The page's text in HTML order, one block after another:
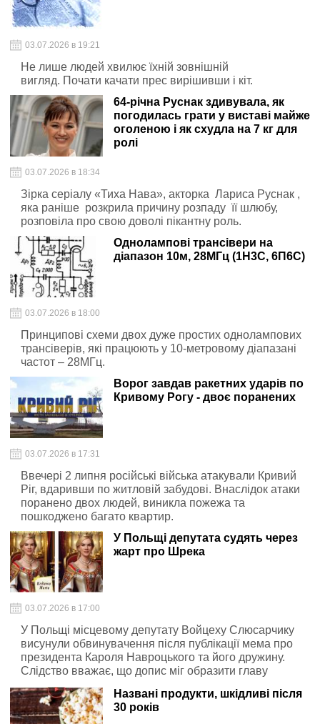
03.07.2026 в 19:21
Не лише людей хвилює їхній зовнішній
вигляд. Почати качати прес вирішивши і кіт.
64-річна Руснак здивувала, як
погодилась грати у виставі майже
оголеною і як схудла на 7 кг для
ролі
03.07.2026 в 18:34
Зірка серіалу «Тиха Нава», акторка Лариса Руснак ,
яка раніше розкрила причину розпаду її шлюбу,
розповіла про свою доволі пікантну роль.
Однолампові трансівери на
діапазон 10м, 28МГц (1Н3С, 6П6С)
03.07.2026 в 18:00
Принципові схеми двох дуже простих однолампових
трансіверів, які працюють у 10-метровому діапазані
частот – 28МГц.
Ворог завдав ракетних ударів по
Кривому Рогу - двоє поранених
03.07.2026 в 17:31
Ввечері 2 липня російські війська атакували Кривий
Ріг, вдаривши по житловій забудові. Внаслідок атаки
поранено двох людей, виникла пожежа та
пошкоджено багато квартир.
У Польщі депутата судять через
жарт про Шрека
03.07.2026 в 17:00
У Польщі місцевому депутату Войцеху Слюсарчику
висунули обвинувачення після публікації мема про
президента Кароля Навроцького та його дружину.
Слідство вважає, що допис міг образити главу
держави, а самому депутату тепер загрожує
кримінальна відповідальністьНазвані продукти, шкідливі після
30 років